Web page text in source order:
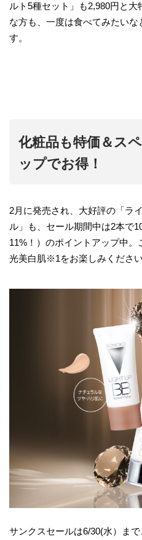
ルト5種セット」も2,980円と
な方も、一度は食べてみたい
す。
化粧品も特価＆ス
ップでお得！
2月に発売され、大好評の「ラ
ル」も、セール期間中は2本で
11%！）のポイントアップ中
光美白肌※1をお楽しみくださ
サンクスセールは6/30(水）まで